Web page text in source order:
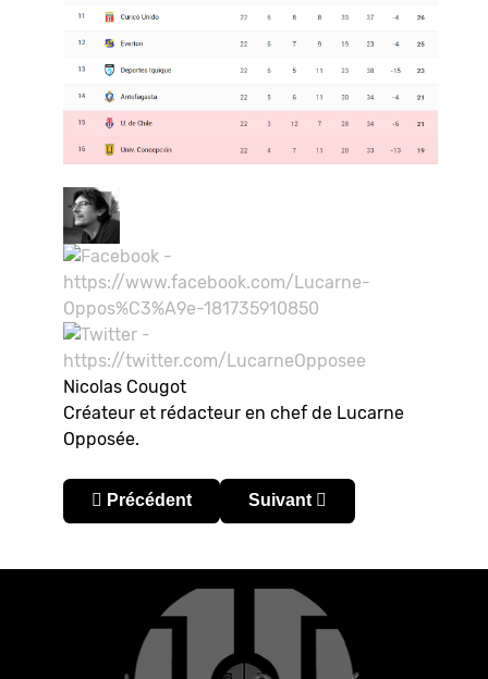
Nicolas Cougot
Créateur et rédacteur en chef de Lucarne
Opposée.
Article précédent : Chili : le football face à la
Précédent Article suivant : Chili –
Suivant